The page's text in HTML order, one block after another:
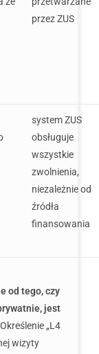
przez ZUS
system ZUS
obsługuje
wszystkie
zwolnienia,
niezależnie od
źródła
finansowania
od tego, czy
jest
Określenie „L4
wizyty